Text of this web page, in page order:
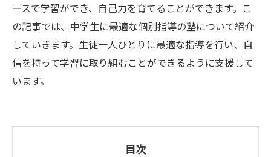
ースで学習ができ、自己力を育てることができます。こ
の記事では、中学生に最適な個別指導の塾について紹介
していきます。生徒一人ひとりに最適な指導を行い、自
信を持って学習に取り組むことができるように支援して
います。
目次